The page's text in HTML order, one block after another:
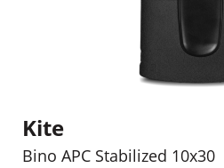
Kite
Bino APC Stabilized 10x30